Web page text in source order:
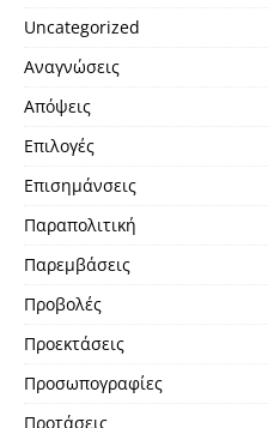
Uncategorized
Αναγνώσεις
Απόψεις
Επιλογές
Επισημάνσεις
Παραπολιτική
Παρεμβάσεις
Προβολές
Προεκτάσεις
Προσωπογραφίες
Προτάσεις